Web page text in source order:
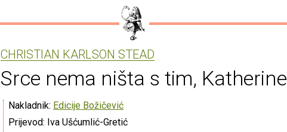
CHRISTIAN KARLSON STEAD
Srce nema ništa s tim, Katherine
Nakladnik: Edicije Božičević
Prijevod: Iva Ušćumlić-Gretić